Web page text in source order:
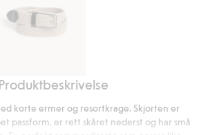
Flettet
med
Produktbeskrivelse
korte ermer og resortkrage. Skjorten er
passform, er rett skåret nederst og har små